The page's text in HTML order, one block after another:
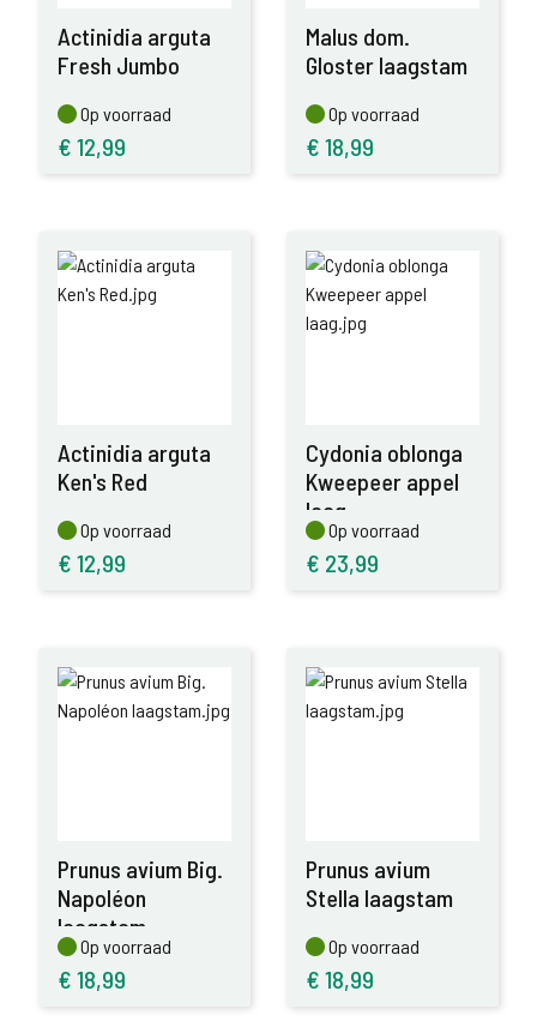
Actinidia arguta
Fresh Jumbo
Op voorraad
Op voorraad
€ 12,99
Malus dom.
Gloster laagstam
Op voorraad
Op voorraad
€ 18,99
Actinidia arguta
Ken's Red
Op voorraad
Op voorraad
€ 12,99
Cydonia oblonga
Kweepeer appel
laag
Op voorraad
Op voorraad
€ 23,99
Prunus avium Big.
Napoléon
laagstam
Op voorraad
Op voorraad
€ 18,99
Prunus avium
Stella laagstam
Op voorraad
Op voorraad
€ 18,99